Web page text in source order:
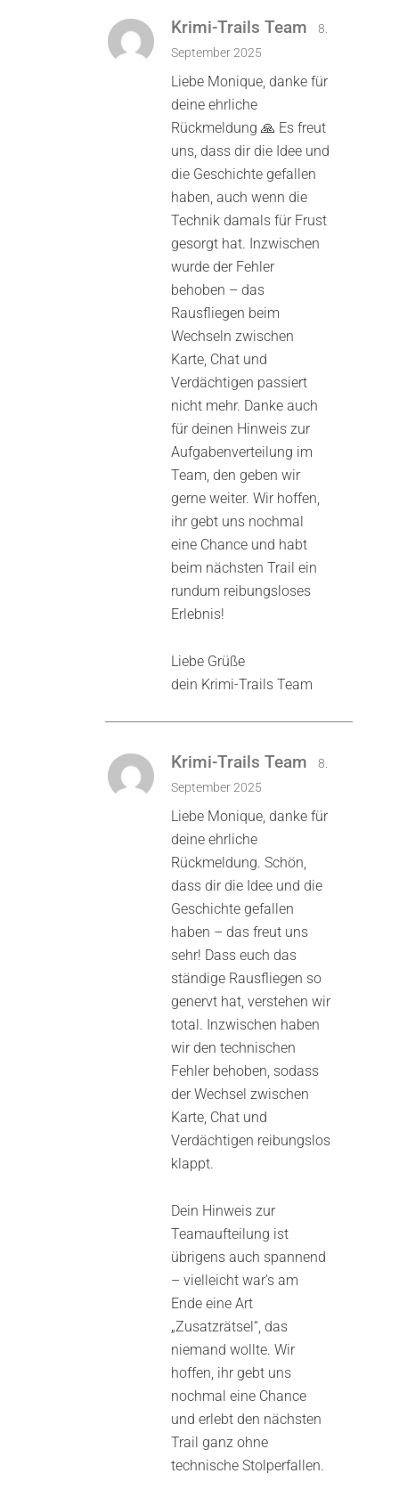
Krimi-Trails Team
8.
September 2025
Liebe Monique, danke für
deine ehrliche
Rückmeldung 🙏 Es freut
uns, dass dir die Idee und
die Geschichte gefallen
haben, auch wenn die
Technik damals für Frust
gesorgt hat. Inzwischen
wurde der Fehler
behoben – das
Rausfliegen beim
Wechseln zwischen
Karte, Chat und
Verdächtigen passiert
nicht mehr. Danke auch
für deinen Hinweis zur
Aufgabenverteilung im
Team, den geben wir
gerne weiter. Wir hoffen,
ihr gebt uns nochmal
eine Chance und habt
beim nächsten Trail ein
rundum reibungsloses
Erlebnis!
Liebe Grüße
dein Krimi-Trails Team
Krimi-Trails Team
8.
September 2025
Liebe Monique, danke für
deine ehrliche
Rückmeldung. Schön,
dass dir die Idee und die
Geschichte gefallen
haben – das freut uns
sehr! Dass euch das
ständige Rausfliegen so
genervt hat, verstehen wir
total. Inzwischen haben
wir den technischen
Fehler behoben, sodass
der Wechsel zwischen
Karte, Chat und
Verdächtigen reibungslos
klappt.
Dein Hinweis zur
Teamaufteilung ist
übrigens auch spannend
– vielleicht war’s am
Ende eine Art
„Zusatzrätsel“, das
niemand wollte. Wir
hoffen, ihr gebt uns
nochmal eine Chance
und erlebt den nächsten
Trail ganz ohne
technische Stolperfallen.